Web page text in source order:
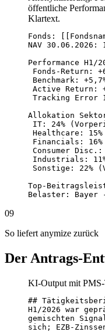
öffentliche
Klartext.
Fonds:
NAV 30.06.2026:
Performance H1/
Fonds-Return:
Benchmark:
Active Return:
Tracking Error
Allokation
IT: 24%
Healthcare:
Financials: 16%
Consumer Disc.:
Industrials:
Sonstige: 22%
Top-
Belaster: Bayer
09
So liefert anymize zurück
Der Antrags-
KI-Output mit
##
H1/2026 war
gemischten
sich; EZB-